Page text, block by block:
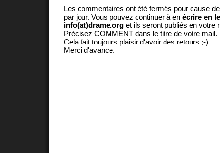
Les commentaires ont été fermés pour cause
par jour. Vous pouvez continuer à en écrire en
info(at)drame.org et ils seront publiés en votre
Précisez COMMENT dans le titre de votre mail.
Cela fait toujours plaisir d'avoir des retours ;-)
Merci d'avance.